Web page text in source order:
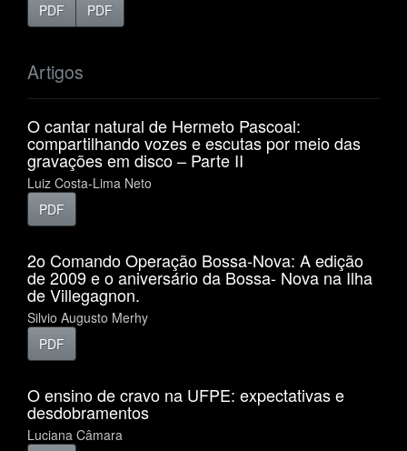
PDF
PDF
Artigos
O cantar natural de Hermeto Pascoal:
compartilhando vozes e escutas por meio das
gravações em disco – Parte II
Luiz Costa-Lima Neto
PDF
2o Comando Operação Bossa-Nova: A edição
de 2009 e o aniversário da Bossa- Nova na Ilha
de Villegagnon.
Silvio Augusto Merhy
PDF
O ensino de cravo na UFPE: expectativas e
desdobramentos
Luciana Câmara